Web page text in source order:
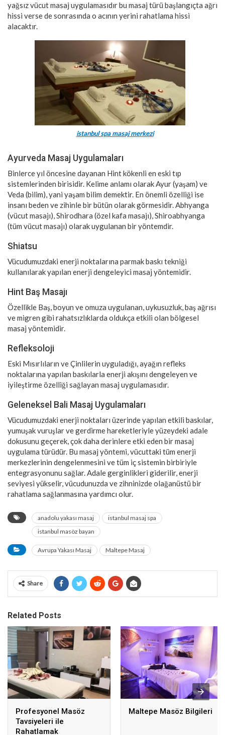
yağsız vücut masaj uygulamasıdır bu masaj türü başlangıçta ağrı
hissi verse de sonrasında o acının yerini rahatlama hissi
alacaktır.
istanbul spa masaj merkezi
Ayurveda Masaj Uygulamaları
Binlerce yıl öncesine dayanan Hint kökenli en eski tıp
sistemlerinden birisidir. Kelime anlamı olarak Ayur (yaşam) ve
Veda (bilim), yani yaşam bilim demektir. En önemli özelliği ise
insanı beden ve zihinle bir bütün olarak görmesidir. Abhyanga
(vücut masajı), Shirodhara (özel kafa masajı), Shiroabhyanga
(tüm vücut masajı) olarak uygulanan bir yöntemdir.
Shiatsu
Vücudumuzdaki enerji noktalarına parmak baskı tekniği
kullanılarak yapılan enerji dengeleyici masaj yöntemidir.
Hint Baş Masajı
Özellikle Baş, boyun ve omuza uygulanan, uykusuzluk, baş ağrısı
ve migren gibi rahatsızlıklarda oldukça etkili olan bölgesel
masaj yöntemidir.
Refleksoloji
Eski Mısırlıların ve Çinlilerin uyguladığı, ayağın refleks
noktalarına yapılan baskılarla enerji akışını dengeleyen ve
iyileştirme özelliği sağlayan masaj uygulamasıdır.
Geleneksel Bali Masaj Uygulamaları
Vücudumuzdaki enerji noktaları üzerinde yapılan etkili baskılar,
yumuşak vuruşlar ve gerdirme hareketleriyle yüzeydeki adale
dokusunu geçerek, çok daha derinlere etki eden bir masaj
uygulama türüdür. Bu masaj yöntemi, vücuttaki tüm enerji
merkezlerinin dengelenmesini ve tüm iç sistemin birbiriyle
entegrasyonunu sağlar. Adale gerginlikleri giderilir, enerji
seviyesi yükselir, vücudunuzda ve zihninizde olağanüstü bir
rahatlama sağlanmasına yardımcı olur.
anadolu yakası masaj
istanbul masaj spa
istanbul masöz bayan
Avrupa Yakası Masaj Maltepe Masaj
Share
Related Posts
Profesyonel Masöz
Tavsiyeleri ile
Rahatlamak
Maltepe Masöz Bilgileri